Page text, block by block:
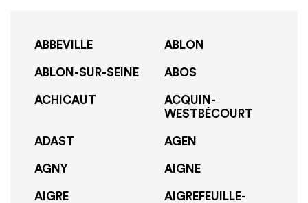
ABBEVILLE ABLON
ABLON-SUR-SEINE ABOS
ACHICAUT
ACQUIN-
WESTBÉCOURT
ADAST AGEN
AGNY AIGNE
AIGRE
AIGREFEUILLE-